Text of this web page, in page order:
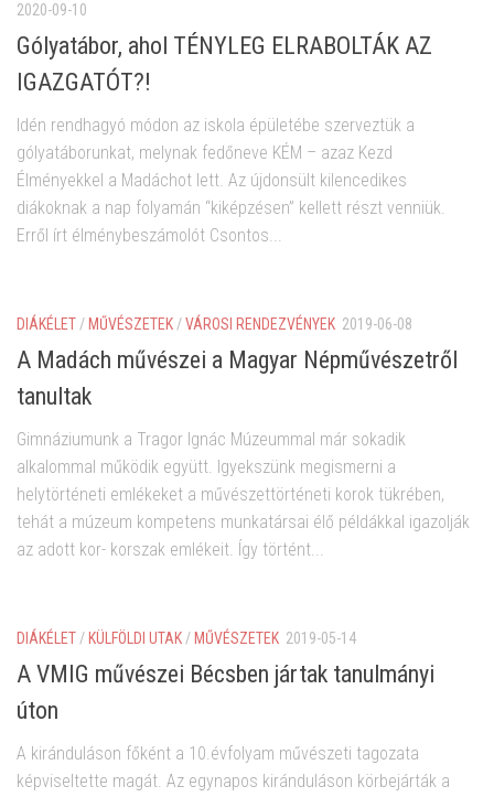
2020-09-10
Gólyatábor, ahol TÉNYLEG ELRABOLTÁK AZ
IGAZGATÓT?!
Idén rendhagyó módon az iskola épületébe szerveztük a
gólyatáborunkat, melynak fedőneve KÉM – azaz Kezd
Élményekkel a Madáchot lett. Az újdonsült kilencedikes
diákoknak a nap folyamán “kiképzésen” kellett részt venniük.
Erről írt élménybeszámolót Csontos...
DIÁKÉLET / MŰVÉSZETEK /VÁROSI RENDEZVÉNYEK 2019-06-08
A Madách művészei a Magyar Népművészetről
tanultak
Gimnáziumunk a Tragor Ignác Múzeummal már sokadik
alkalommal működik együtt. Igyekszünk megismerni a
helytörténeti emlékeket a művészettörténeti korok tükrében,
tehát a múzeum kompetens munkatársai élő példákkal igazolják
az adott kor- korszak emlékeit. Így történt...
DIÁKÉLET / KÜLFÖLDI UTAK / MŰVÉSZETEK 2019-05-14
A VMIG művészei Bécsben jártak tanulmányi
úton
A kiránduláson főként a 10.évfolyam művészeti tagozata
képviseltette magát. Az egynapos kiránduláson körbejárták a